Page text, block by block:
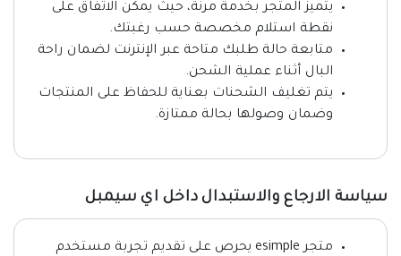
يتميز المتجر بخدمة مرنة، حيث يمكن الاتفاق على
نقطة استلام مخصصة حسب رغبتك.
متابعة حالة طلبك متاحة عبر الإنترنت لضمان راحة
البال أثناء عملية الشحن.
يتم تغليف الشحنات بعناية للحفاظ على المنتجات
وضمان وصولها بحالة ممتازة.
سياسة الارجاع والاستبدال داخل اي سيمبل
متجر esimple يحرص على تقديم تجربة مستخدم